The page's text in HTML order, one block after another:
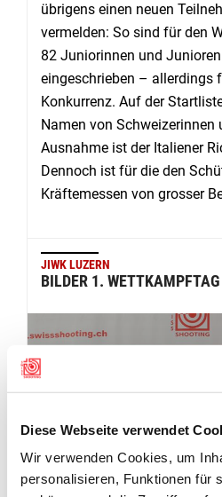
Diese Webseite verwendet
Wir verwenden Cookies, um
personalisieren, Funktionen für
übrigens einen neuen
vermelden: So sind für den
82 Juniorinnen und
eingeschrieben – allerdings
Konkurrenz. Auf der
Namen von
Ausnahme ist der Italiener
Dennoch ist für die den
Kräftemessen von grosser
JIWK LUZERN
BILDER 1. WETTKAMPFTAG